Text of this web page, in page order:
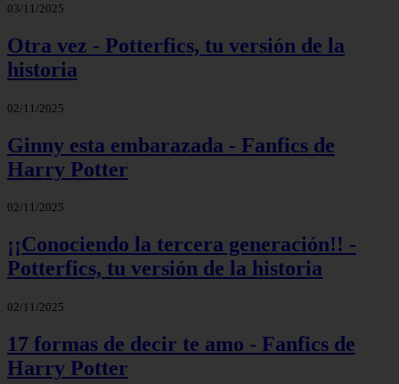
03/11/2025
Otra vez - Potterfics, tu versión de la
historia
02/11/2025
Ginny esta embarazada - Fanfics de
Harry Potter
02/11/2025
¡¡Conociendo la tercera generación!! -
Potterfics, tu versión de la historia
02/11/2025
17 formas de decir te amo - Fanfics de
Harry Potter